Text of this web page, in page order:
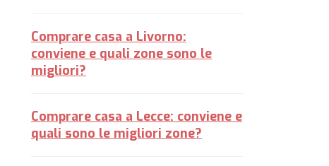
Comprare casa a Livorno:
conviene e quali zone sono le
migliori?
Comprare casa a Lecce: conviene e
quali sono le migliori zone?